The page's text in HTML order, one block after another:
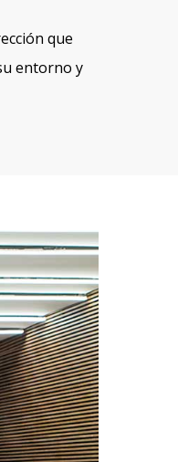
que
entorno y